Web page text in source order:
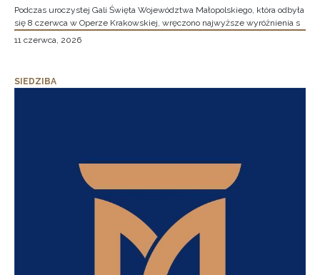
Podczas uroczystej Gali Święta Województwa Małopolskiego, która odbyła
się 8 czerwca w Operze Krakowskiej, wręczono najwyższe wyróżnienia s
11 czerwca, 2026
SIEDZIBA